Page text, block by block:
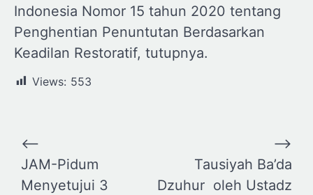
Indonesia Nomor 15 tahun 2020 tentang
Penghentian Penuntutan Berdasarkan
Keadilan Restoratif, tutupnya.
Views: 553
Navigasi
pos
⟵
JAM-Pidum
Menyetujui 3
Tausiyah Ba’da
Dzuhur oleh Ustadz
⟶